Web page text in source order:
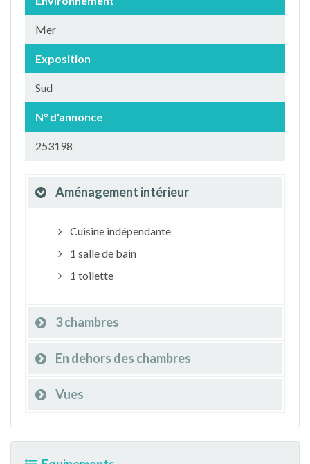
Mer
Exposition
Sud
N° d'annonce
253198
Aménagement intérieur
Cuisine indépendante
1 salle de bain
1 toilette
3 chambres
En dehors des chambres
Vues